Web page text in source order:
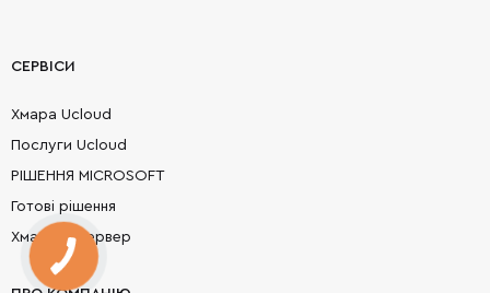
СЕРВІСИ
Хмара Ucloud
Послуги Ucloud
РІШЕННЯ MICROSOFT
Готові рішення
Хмарний сервер